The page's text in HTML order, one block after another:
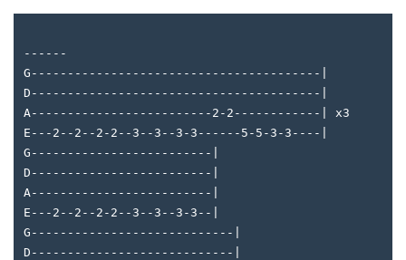
------
G----------------------------------------|
D----------------------------------------|
A-------------------------2-2------------| x3
E---2--2--2-2--3--3--3-3------5-5-3-3----|
G-------------------------|
D-------------------------|
A-------------------------|
E---2--2--2-2--3--3--3-3--|
G----------------------------|
D----------------------------|